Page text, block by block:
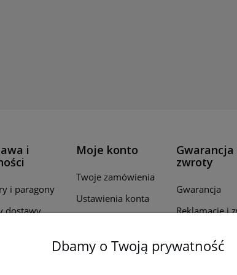
i
i paragony
dostawy
Moje konto
Twoje zamówienia
Ustawienia konta
Gwarancja
zwroty
Gwarancja
Reklamacje i
Dbamy o Twoją prywatność